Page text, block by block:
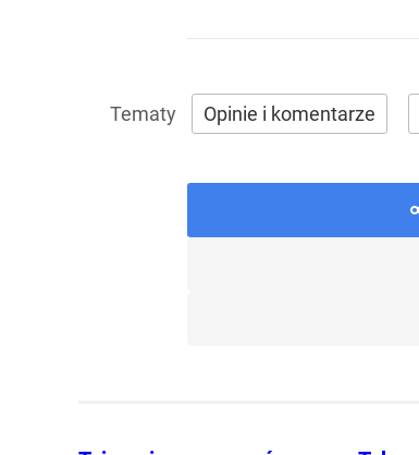
Opinie i komentarze